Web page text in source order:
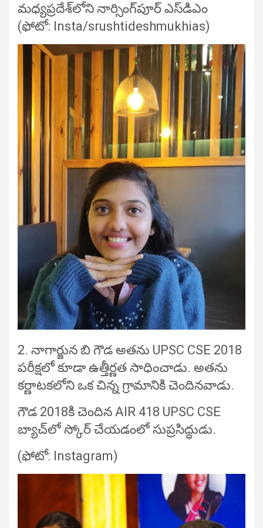
మధ్యప్రదేశ్‌లోని నార్సింగ్‌పూర్ ఎస్‌డిఎం
(ఫోటో: Insta/srushtideshmukhias)
2. నాగార్జున బి గౌడ అతను UPSC CSE 2018
పరీక్షలో కూడా ఉత్తీర్ణత సాధించాడు. అతను
కర్ణాటకలోని ఒక చిన్న గ్రామానికి చెందినవాడు.
గౌడ 2018కి చెందిన AIR 418 UPSC CSE
బ్యాచ్‌లో స్కోర్ చేయడంలో సుప్రసిద్ధుడు.
(ఫోటో: Instagram)